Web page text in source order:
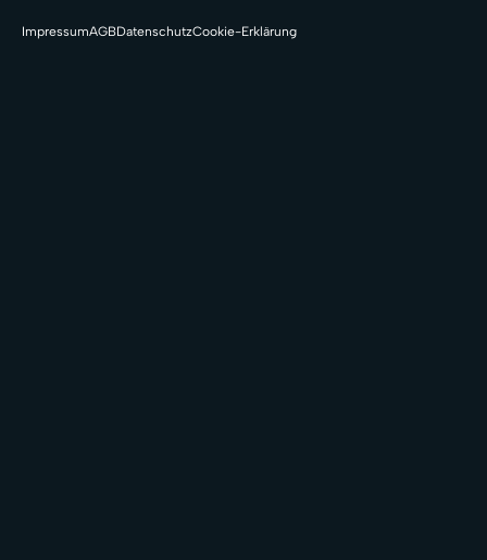
ImpressumAGBDatenschutzCookie-Erklärung